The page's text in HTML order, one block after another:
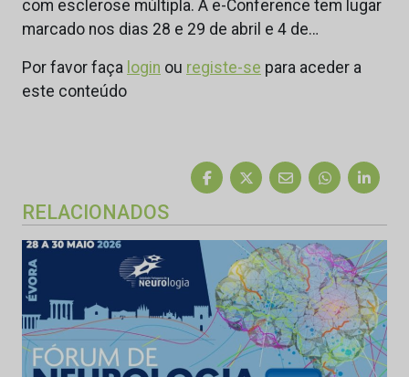
com esclerose múltipla. A e-Conference tem lugar
marcado nos dias 28 e 29 de abril e 4 de…
Por favor faça login ou registe-se para aceder a
este conteúdo
RELACIONADOS